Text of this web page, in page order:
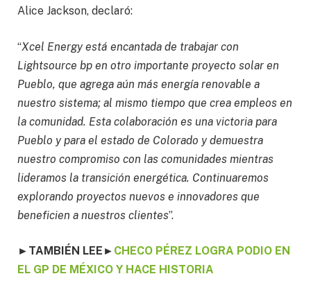
Alice Jackson, declaró:
“Xcel Energy está encantada de trabajar con
Lightsource bp en otro importante proyecto solar en
Pueblo, que agrega aún más energía renovable a
nuestro sistema; al mismo tiempo que crea empleos en
la comunidad. Esta colaboración es una victoria para
Pueblo y para el estado de Colorado y demuestra
nuestro compromiso con las comunidades mientras
lideramos la transición energética. Continuaremos
explorando proyectos nuevos e innovadores que
beneficien a nuestros clientes”.
► TAMBIÉN LEE ► CHECO PÉREZ LOGRA PODIO EN
EL GP DE MÉXICO Y HACE HISTORIA